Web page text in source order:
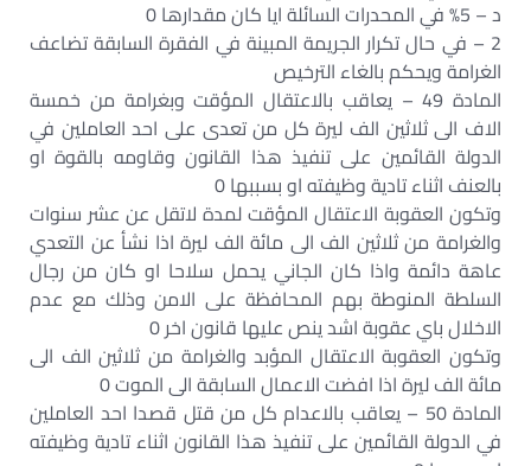
د – 5% في المحدرات السائلة ايا كان مقدارها 0
2 – في حال تكرار الجريمة المبينة في الفقرة السابقة تضاعف
الغرامة ويحكم بالغاء الترخيص
المادة 49 – يعاقب بالاعتقال المؤقت وبغرامة من خمسة
الاف الى ثلاثين الف ليرة كل من تعدى على احد العاملين في
الدولة القائمين على تنفيذ هذا القانون وقاومه بالقوة او
بالعنف اثناء تادية وظيفته او بسببها 0
وتكون العقوبة الاعتقال المؤقت لمدة لاتقل عن عشر سنوات
والغرامة من ثلاثين الف الى مائة الف ليرة اذا نشأ عن التعدي
عاهة دائمة واذا كان الجاني يحمل سلاحا او كان من رجال
السلطة المنوطة بهم المحافظة على الامن وذلك مع عدم
الاخلال باي عقوبة اشد ينص عليها قانون اخر 0
وتكون العقوبة الاعتقال المؤبد والغرامة من ثلاثين الف الى
مائة الف ليرة اذا افضت الاعمال السابقة الى الموت 0
المادة 50 – يعاقب بالاعدام كل من قتل قصدا احد العاملين
في الدولة القائمين على تنفيذ هذا القانون اثناء تادية وظيفته